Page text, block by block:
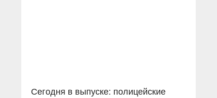
Сегодня в выпуске: полицейские